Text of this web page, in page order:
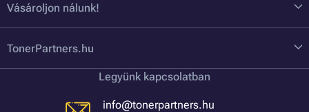
Vásároljon nálunk!
TonerPartners.hu
Legyünk kapcsolatban
info@tonerpartners.hu